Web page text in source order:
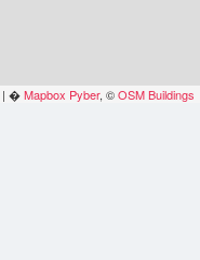
| �Mapbox Pyber, ©OSM Buildings